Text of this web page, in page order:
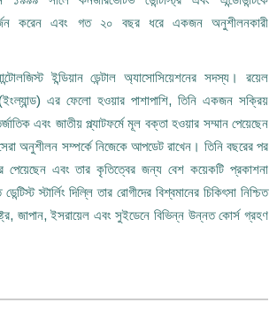
করেন এবং গত ২০ বছর ধরে একজন অনুশীলনকারী
ইন্ডিয়ান ডেন্টাল অ্যাসোসিয়েশনের সদস্য। রয়েল
এর ফেলো হওয়ার পাশাপাশি, তিনি একজন সক্রিয়
এবং জাতীয় প্ল্যাটফর্মে মূল বক্তা হওয়ার সম্মান পেয়েছেন
অনুশীলন সম্পর্কে নিজেকে আপডেট রাখেন। তিনি বছরের পর
পেয়েছেন এবং তার কৃতিত্বের জন্য বেশ কয়েকটি প্রকাশনা
স্টার্লিং দিল্লি তার রোগীদের বিশ্বমানের চিকিৎসা নিশ্চিত
জাপান, ইসরায়েল এবং সুইডেনে বিভিন্ন উন্নত কোর্স গ্রহণ